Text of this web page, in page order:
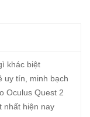
khác biệt
uy tín, minh bạch
Oculus Quest 2
nhất hiện nay